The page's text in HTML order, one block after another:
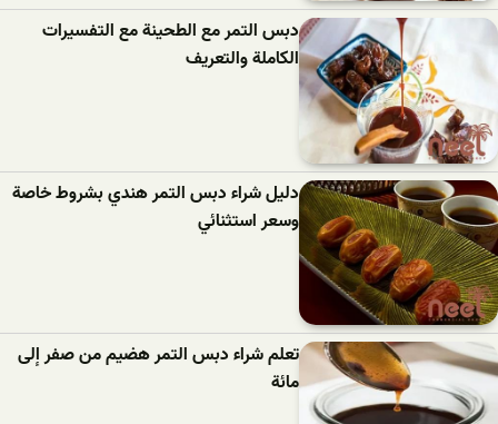
دبس التمر مع الطحينة مع التفسيرات
الكاملة والتعريف
دليل شراء دبس التمر هندي بشروط خاصة
وسعر استثنائي
تعلم شراء دبس التمر هضيم من صفر إلى
مائة